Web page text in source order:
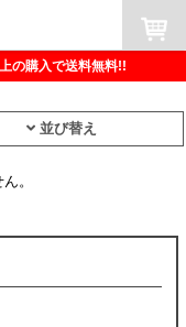
の購入で送料無料!!
並び替え
。